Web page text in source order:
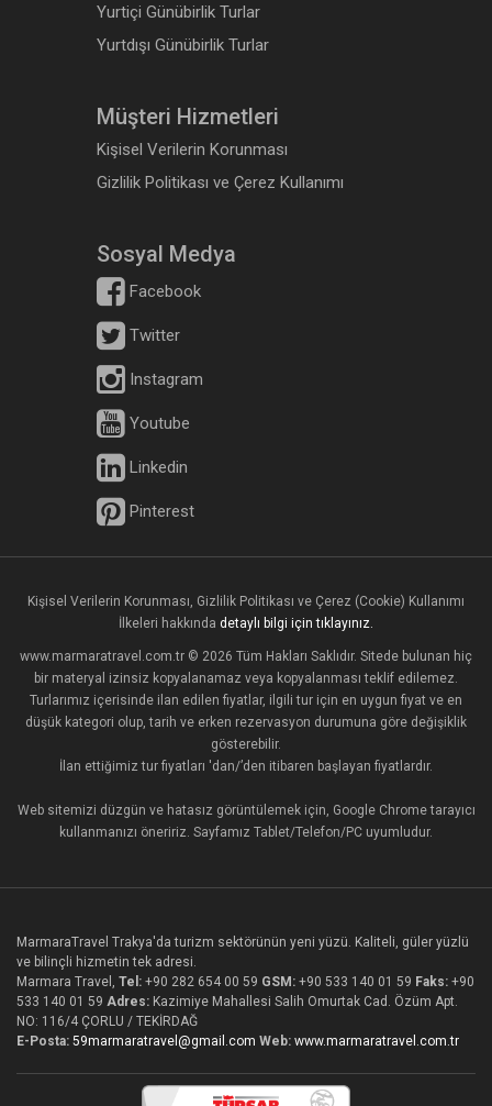
Yurtiçi Günübirlik Turlar
Yurtdışı Günübirlik Turlar
Müşteri Hizmetleri
Kişisel Verilerin Korunması
Gizlilik Politikası ve Çerez Kullanımı
Sosyal Medya
Facebook
Twitter
Instagram
Youtube
Linkedin
Pinterest
Kişisel Verilerin Korunması, Gizlilik Politikası ve Çerez (Cookie) Kullanımı
İlkeleri hakkında detaylı bilgi için tıklayınız.
www.marmaratravel.com.tr © 2026 Tüm Hakları Saklıdır. Sitede bulunan hiç
bir materyal izinsiz kopyalanamaz veya kopyalanması teklif edilemez.
Turlarımız içerisinde ilan edilen fiyatlar, ilgili tur için en uygun fiyat ve en
düşük kategori olup, tarih ve erken rezervasyon durumuna göre değişiklik
gösterebilir.
İlan ettiğimiz tur fiyatları 'dan/’den itibaren başlayan fiyatlardır.
Web sitemizi düzgün ve hatasız görüntülemek için, Google Chrome tarayıcı
kullanmanızı öneririz. Sayfamız Tablet/Telefon/PC uyumludur.
MarmaraTravel Trakya'da turizm sektörünün yeni yüzü. Kaliteli, güler yüzlü
ve bilinçli hizmetin tek adresi.
Marmara Travel, Tel: +90 282 654 00 59 GSM: +90 533 140 01 59 Faks: +90
533 140 01 59 Adres: Kazimiye Mahallesi Salih Omurtak Cad. Özüm Apt.
NO: 116/4 ÇORLU / TEKİRDAĞ
E-Posta: 59marmaratravel@gmail.com Web: www.marmaratravel.com.tr